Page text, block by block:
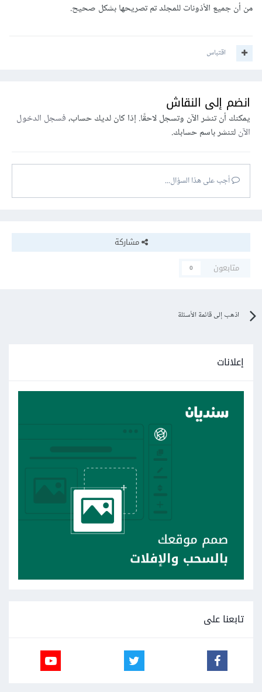
من أن جميع الأذونات للمجلد تم تصريحها بشكل صحيح.
اقتباس
انضم إلى النقاش
يمكنك أن تنشر الآن وتسجل لاحقًا. إذا كان لديك حساب،فسجل الدخول
الآنلتنشر باسم حسابك.
أجب على هذا السؤال...
مشاركة
متابعون
0
اذهب إلى قائمة الأسئلة
إعلانات
تابعنا على